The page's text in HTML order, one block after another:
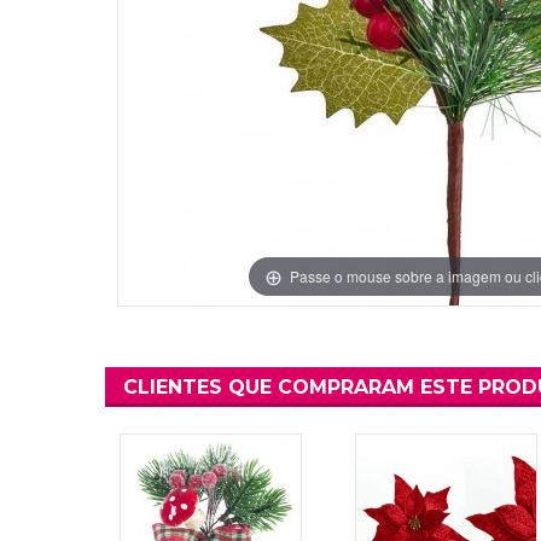
Ver MaisDecoração
Ver Mais
Ver Mais
Grinaldas
Ver Mais
Passe o mouse sobre a imagem ou
CLIENTES QUE COMPRARAM ESTE